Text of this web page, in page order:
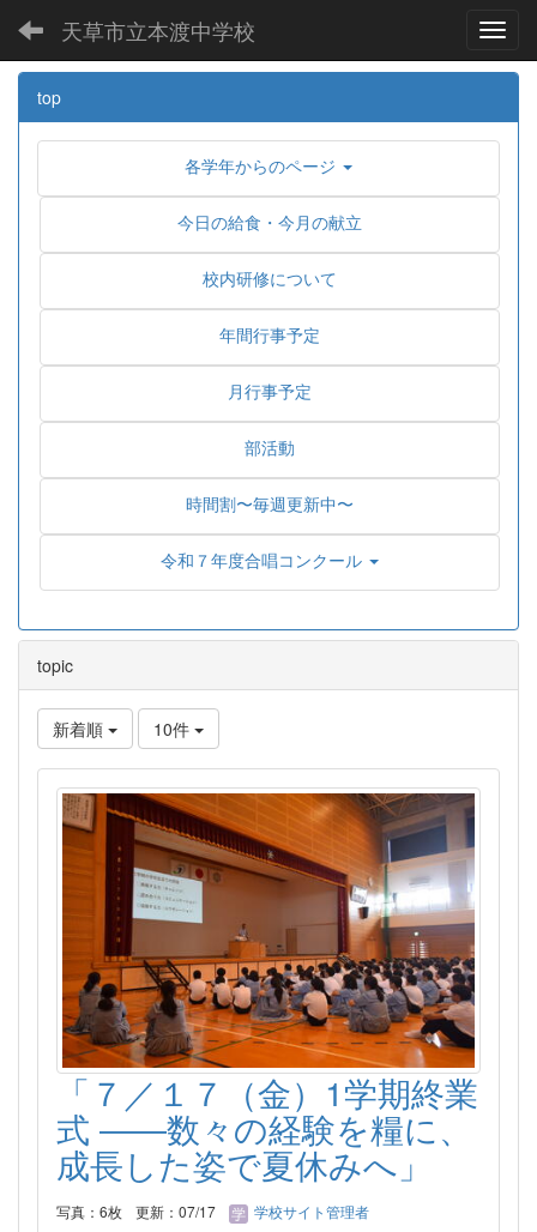
天草市立本渡中学校
top
各学年からのページ
今日の給食・今月の献立
校内研修について
年間行事予定
月行事予定
部活動
時間割〜毎週更新中〜
令和７年度合唱コンクール
topic
新着順 10件
「７／１７（金）1学期終業
式 ――数々の経験を糧に、
成長した姿で夏休みへ」
写真：6枚 更新：07/17 学校サイト管理者